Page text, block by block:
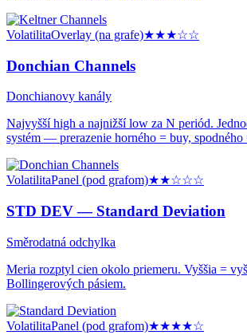
VolatilitaOverlay (na grafe)★★★☆☆
Donchian Channels
Donchianovy kanály
Najvyšší high a najnižší low za N periód.
systém — prerazenie horného = buy, spodného
VolatilitaPanel (pod grafom)★★☆☆☆
STD DEV — Standard Deviation
Směrodatná odchylka
Meria rozptyl cien okolo priemeru. Vyššia =
Bollingerových pásiem.
VolatilitaPanel (pod grafom)★★★★☆